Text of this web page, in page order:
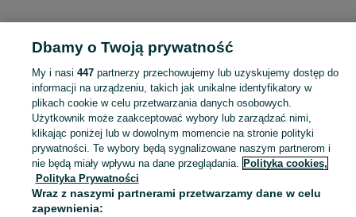
Strona główna Świętokrzyskie Podlasek
KATEGORIA
Skorzystaj z największego serwisu ogłoszeniowego - Podlasek i okolice! Kupuj to, czego pragniesz i sprzedawaj to, czego już nie potrzebujesz! Zobacz
Mapa kategorii
Mapa miejscowości
Mapa ministron
Dbamy o Twoją prywatność
My i nasi 447partnerzy przechowujemy lub uzyskujemy dostęp do
informacji na urządzeniu, takich jak unikalne identyfikatory w
plikach cookie w celu przetwarzania danych osobowych.
Użytkownik może zaakceptować wybory lub zarządzać nimi,
klikając poniżej lub w dowolnym momencie na stronie polityki
prywatności. Te wybory będą sygnalizowane naszym partnerom i
nie będą miały wpływu na dane przeglądania. Polityka cookies,
Polityka Prywatności
Wraz z naszymi partnerami przetwarzamy dane w celu
zapewnienia: